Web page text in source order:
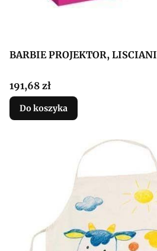
BARBIE PROJEKTOR, LISCIANI
Cena
191,68 zł
Do koszyka